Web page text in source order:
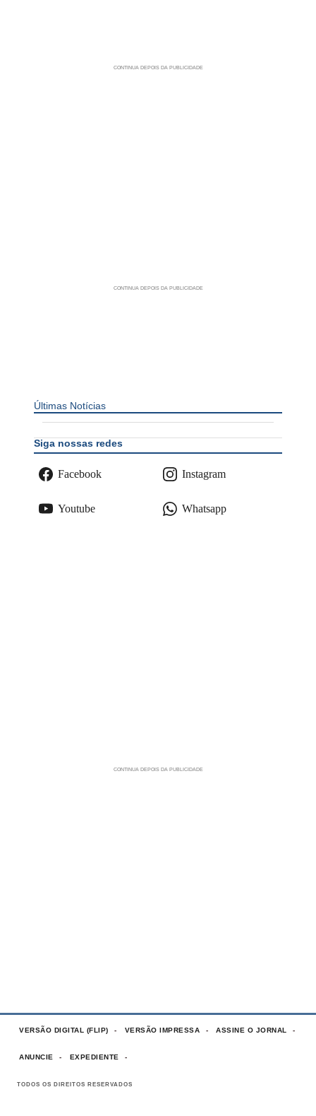
Últimas Notícias
Siga nossas redes
Facebook Instagram
Youtube Whatsapp
VERSÃO DIGITAL (FLIP) VERSÃO IMPRESSA ASSINE O JORNAL
ANUNCIE EXPEDIENTE
TODOS OS DIREITOS RESERVADOS